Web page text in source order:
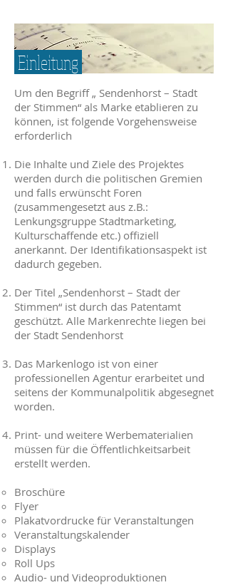
Einleitung
Um den Begriff „ Sendenhorst – Stadt
der Stimmen“ als Marke etablieren zu
können, ist folgende Vorgehensweise
erforderlich
Die Inhalte und Ziele des Projektes
werden durch die politischen Gremien
und falls erwünscht Foren
(zusammengesetzt aus z.B.:
Lenkungsgruppe Stadtmarketing,
Kulturschaffende etc.) offiziell
anerkannt. Der Identifikationsaspekt ist
dadurch gegeben.
Der Titel „Sendenhorst – Stadt der
Stimmen“ ist durch das Patentamt
geschützt. Alle Markenrechte liegen bei
der Stadt Sendenhorst
Das Markenlogo ist von einer
professionellen Agentur erarbeitet und
seitens der Kommunalpolitik abgesegnet
worden.
Print- und weitere Werbematerialien
müssen für die Öffentlichkeitsarbeit
erstellt werden.
Broschüre
Flyer
Plakatvordrucke für Veranstaltungen
Veranstaltungskalender
Displays
Roll Ups
Audio- und Videoproduktionen